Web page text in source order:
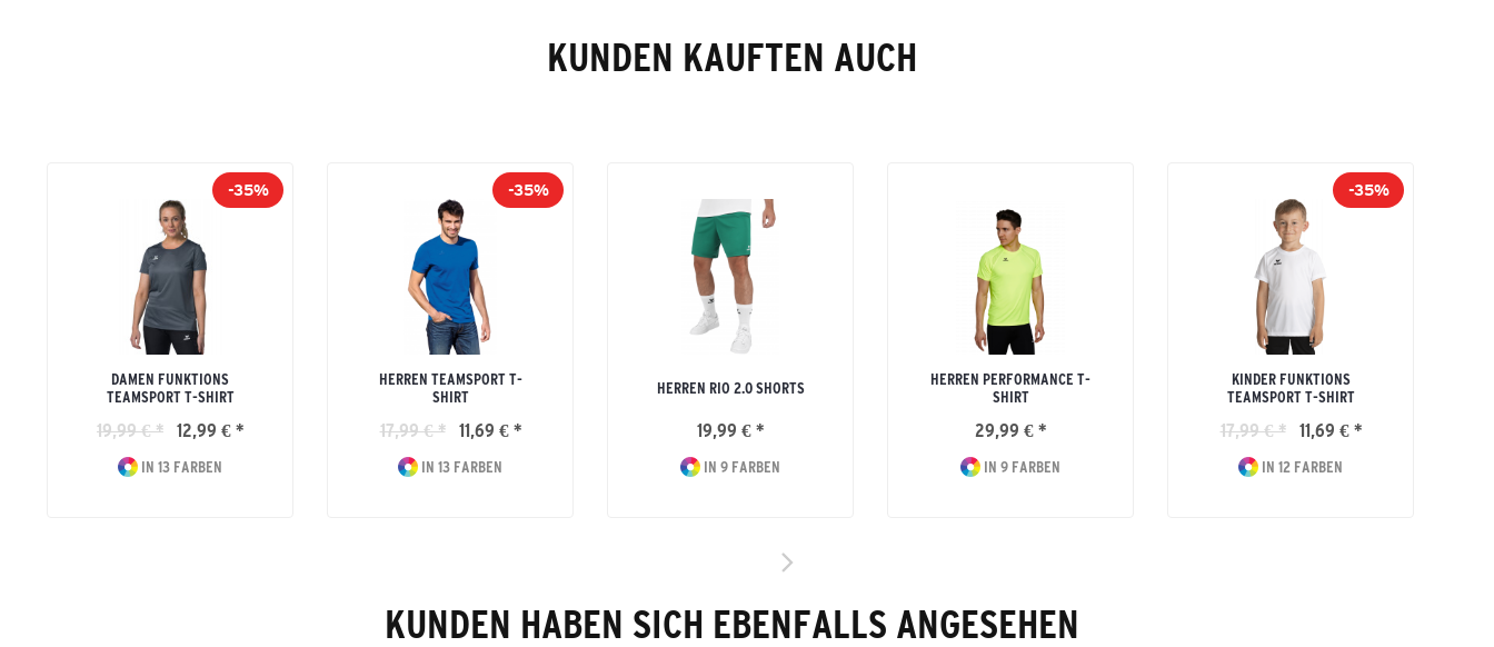
KUNDEN KAUFTEN AUCH
-35%
DAMEN FUNKTIONS
TEAMSPORT T-SHIRT
19,99 € * 12,99 € *
IN 13 FARBEN
-35%
HERREN TEAMSPORT T-
SHIRT
17,99 € * 11,69 € *
IN 13 FARBEN
HERREN RIO 2.0 SHORTS
19,99 € *
IN 9 FARBEN
HERREN PERFORMANCE T-
SHIRT
29,99 € *
IN 9 FARBEN
-35%
KINDER FUNKTIONS
TEAMSPORT T-SHIRT
17,99 € * 11,69 € *
IN 12 FARBEN
KUNDEN HABEN SICH EBENFALLS ANGESEHEN